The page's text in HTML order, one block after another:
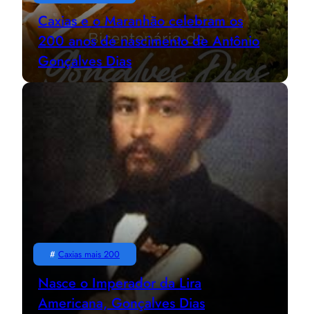
Caxias e o Maranhão celebram os
200 anos de nascimento de Antônio
Gonçalves Dias
# Caxias mais 200
Nasce o Imperador da Lira
Americana, Gonçalves Dias